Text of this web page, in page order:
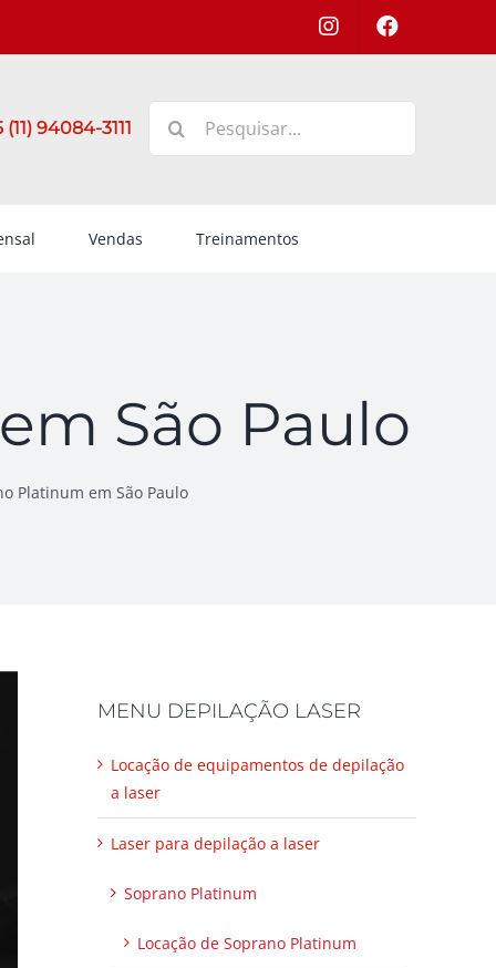
(11) 94084-3111
resultados
Vendas Treinamentos
São Paulo
Platinum em São Paulo
MENU DEPILAÇÃO LASER
Locação de equipamentos de depilação
a laser
Laser para depilação a laser
Soprano Platinum
Locação de Soprano Platinum